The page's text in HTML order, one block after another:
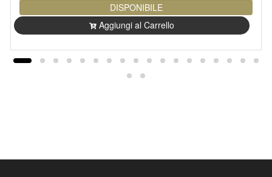
DISPONIBILE
Aggiungi al Carrello